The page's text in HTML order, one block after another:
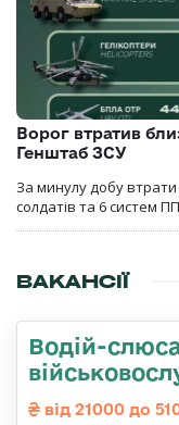
Ворог втратив
Генштаб ЗСУ
За минулу добу втрати
солдатів та 6 систем
ВАКАНСІЇ
Водій-
від 21000 до